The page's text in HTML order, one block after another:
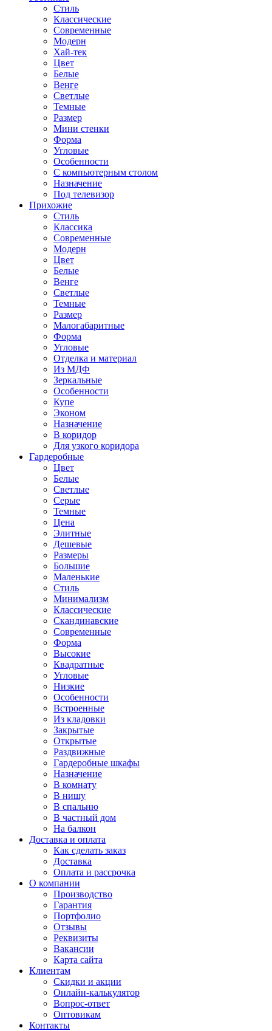
Стиль
Классические
Современные
Модерн
Хай-тек
Цвет
Белые
Венге
Светлые
Темные
Размер
Мини стенки
Форма
Угловые
Особенности
С компьютерным столом
Назначение
Под телевизор
Прихожие
Стиль
Классика
Современные
Модерн
Цвет
Белые
Венге
Светлые
Темные
Размер
Малогабаритные
Форма
Угловые
Отделка и материал
Из МДФ
Зеркальные
Особенности
Купе
Эконом
Назначение
В коридор
Для узкого коридора
Гардеробные
Цвет
Белые
Светлые
Серые
Темные
Цена
Элитные
Дешевые
Размеры
Большие
Маленькие
Стиль
Минимализм
Классические
Скандинавские
Современные
Форма
Высокие
Квадратные
Угловые
Низкие
Особенности
Встроенные
Из кладовки
Закрытые
Открытые
Раздвижные
Гардеробные шкафы
Назначение
В комнату
В нишу
В спальню
В частный дом
На балкон
Доставка и оплата
Как сделать заказ
Доставка
Оплата и рассрочка
О компании
Производство
Гарантия
Портфолио
Отзывы
Реквизиты
Вакансии
Карта сайта
Клиентам
Скидки и акции
Онлайн-калькулятор
Вопрос-ответ
Оптовикам
Контакты